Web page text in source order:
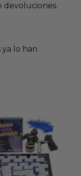
devoluciones.
lo han